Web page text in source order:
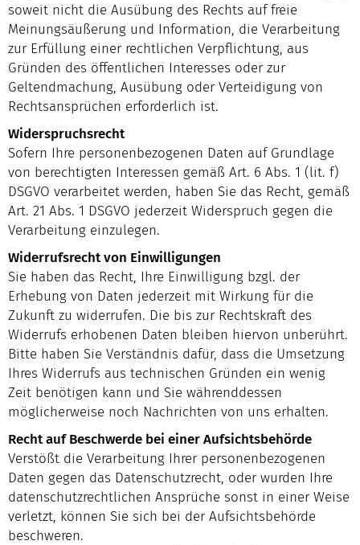
soweit nicht die Ausübung des Rechts auf freie
Meinungsäußerung und Information, die Verarbeitung
zur Erfüllung einer rechtlichen Verpflichtung, aus
Gründen des öffentlichen Interesses oder zur
Geltendmachung, Ausübung oder Verteidigung von
Rechtsansprüchen erforderlich ist.
Widerspruchsrecht
Sofern Ihre personenbezogenen Daten auf Grundlage
von berechtigten Interessen gemäß Art. 6 Abs. 1 (lit. f)
DSGVO verarbeitet werden, haben Sie das Recht, gemäß
Art. 21 Abs. 1 DSGVO jederzeit Widerspruch gegen die
Verarbeitung einzulegen.
Widerrufsrecht von Einwilligungen
Sie haben das Recht, Ihre Einwilligung bzgl. der
Erhebung von Daten jederzeit mit Wirkung für die
Zukunft zu widerrufen. Die bis zur Rechtskraft des
Widerrufs erhobenen Daten bleiben hiervon unberührt.
Bitte haben Sie Verständnis dafür, dass die Umsetzung
Ihres Widerrufs aus technischen Gründen ein wenig
Zeit benötigen kann und Sie währenddessen
möglicherweise noch Nachrichten von uns erhalten.
Recht auf Beschwerde bei einer Aufsichtsbehörde
Verstößt die Verarbeitung Ihrer personenbezogenen
Daten gegen das Datenschutzrecht, oder wurden Ihre
datenschutzrechtlichen Ansprüche sonst in einer Weise
verletzt, können Sie sich bei der Aufsichtsbehörde
beschweren.